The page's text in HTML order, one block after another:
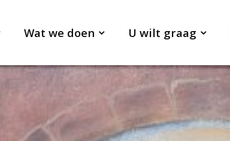
Wat we doen U wilt graag